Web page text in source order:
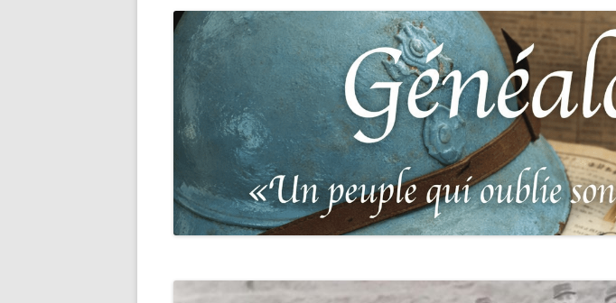
RECHERCHER UNE CARTE DE
COMBATTANT
RECHERCHER UN RÉSISTANT
RECHERCHER UN PRISONNIER DE
GUERRE
RECHERCHER UNE VICTIME DES
PERSÉCUTIONS NAZIS
RECHERCHER UN SOLDAT
RECHERCHER UN SOLDAT
BASE DES HISTORIQUES
RÉGIMENTAIRES
BASE DE RECHERCHE DES
TABLEAUX D’HONNEUR DE
L’ILLUSTRATION, VÉRITABLE LIVRE
D’OR, RÉUNISSANT LES PORTRAITS
DES PLUS HÉROÏQUES SOLDATS
DE 1914-1918
BASE DES DISPARUS DU JOURNAL
PHARE DE LA LOIRE – « HOMMAGE
IDENTIFIER UNE PATTE DE COLLET
(INSIGNE DE COL)
IDENTIFIER UNE MÉDAILLE OU
DÉCORATION
LEXIQUE DES ABRÉVIATIONS
MILITAIRES
CATALOGUES DES OBLITÉRATIONS
MILITAIRES FRANÇAISES 1914-1918